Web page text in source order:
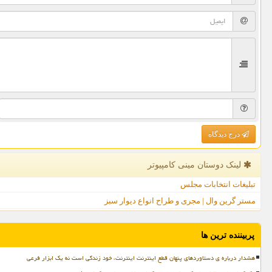
درج دیدگاه
لینک دوستان مینی كامپیوتر
تبلیغات انتخابات مجلس
مستر گرین وال | مجری و طراح انواع دیوار سبز
پربیننده ترین ها
هشدار درباره ی دستاوردهای پنهان قطع اینترنت اینترنت، خود زندگی است نه یک ابزار فرعی